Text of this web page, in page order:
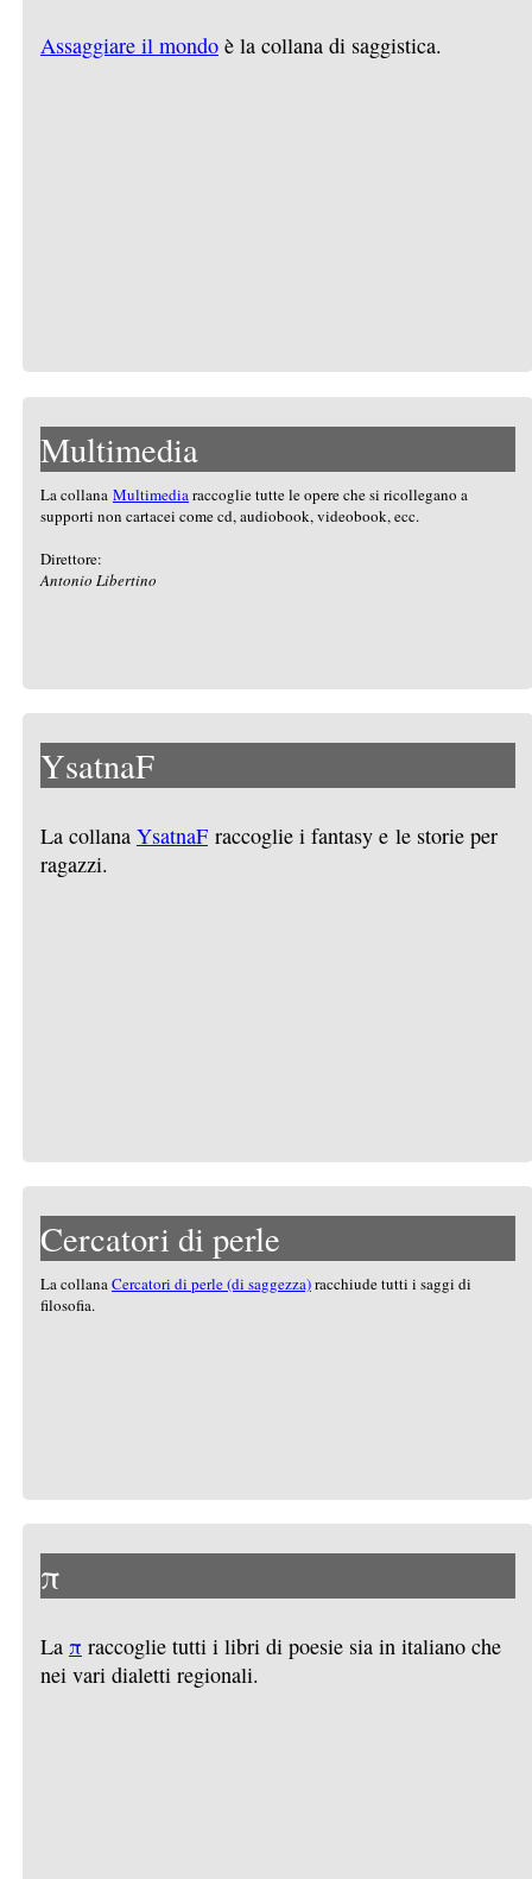
Assaggiare il mondoè la collana di saggistica.
Multimedia
La collana Multimedia raccoglie tutte le opere che si ricollegano a
supporti non cartacei come cd, audiobook, videobook, ecc.
Direttore:
Antonio Libertino
YsatnaF
La collana YsatnaFraccoglie i fantasy e le storie per
ragazzi.
Cercatori di perle
La collanaCercatori di perle (di saggezza)racchiude tutti i saggi di
filosofia.
π
La π raccoglie tutti i libri di poesie sia in italiano che
nei vari dialetti regionali.